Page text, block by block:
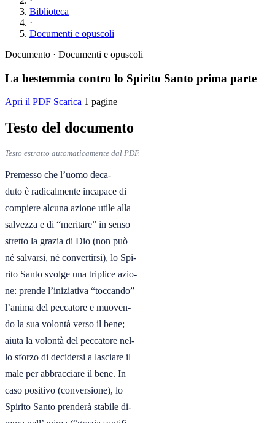
Biblioteca
·
Documenti e opuscoli
Documento · Documenti e opuscoli
La bestemmia contro lo Spirito Santo prima parte
Apri il PDF Scarica 1 pagine
Testo del documento
Testo estratto automaticamente dal PDF.
Premesso che l’uomo deca-
duto è radicalmente incapace di
compiere alcuna azione utile alla
salvezza e di “meritare” in senso
stretto la grazia di Dio (non può
né salvarsi, né convertirsi), lo Spi-
rito Santo svolge una triplice azio-
ne: prende l’iniziativa “toccando”
l’anima del peccatore e muoven-
do la sua volontà verso il bene;
aiuta la volontà del peccatore nel-
lo sforzo di decidersi a lasciare il
male per abbracciare il bene. In
caso positivo (conversione), lo
Spirito Santo prenderà stabile di-